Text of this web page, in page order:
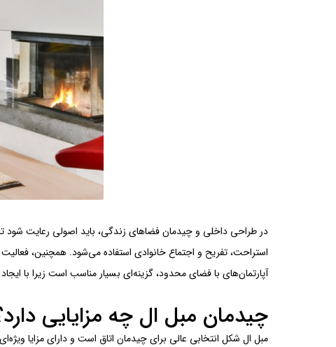
در طراحی داخلی و چیدمان فضاهای زندگی، باید اصولی رعایت شود
استراحت، تفریح و اجتماع خانوادی استفاده می‌شود. همچنین،
آپارتمان‌های با فضای محدود، گزینه‌ای بسیار مناسب است زیرا با
چیدمان مبل ال چه مزایایی
مبل ال شکل انتخابی عالی برای چیدمان اتاق است و دارای مزایا